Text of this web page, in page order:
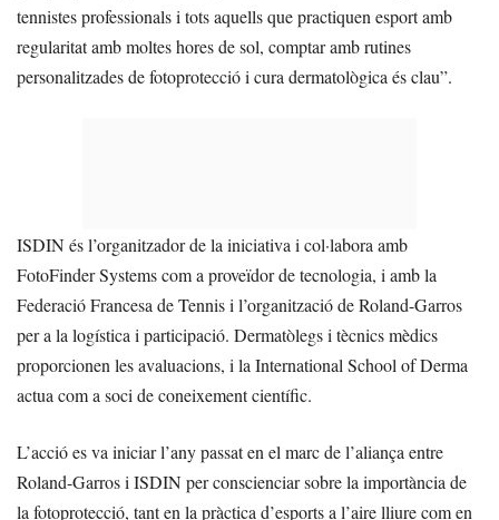
tennistes professionals i tots aquells que practiquen esport amb
regularitat amb moltes hores de sol, comptar amb rutines
personalitzades de fotoprotecció i cura dermatològica és clau”.
ISDIN és l’organitzador de la iniciativa i col·labora amb
FotoFinder Systems com a proveïdor de tecnologia, i amb la
Federació Francesa de Tennis i l’organització de Roland-Garros
per a la logística i participació. Dermatòlegs i tècnics mèdics
proporcionen les avaluacions, i la International School of Derma
actua com a soci de coneixement científic.
L’acció es va iniciar l’any passat en el marc de l’aliança entre
Roland-Garros i ISDIN per conscienciar sobre la importància de
la fotoprotecció, tant en la pràctica d’esports a l’aire lliure com en